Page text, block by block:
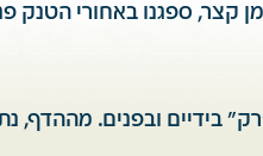
קצר, ספגנו באחורי הטנק
בידיים ובפנים. מההדף,